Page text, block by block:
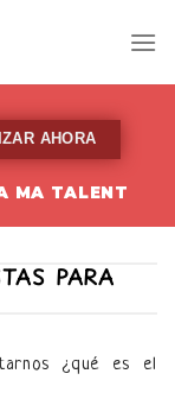
AHORA
MA TALENT
PARA
¿qué es el